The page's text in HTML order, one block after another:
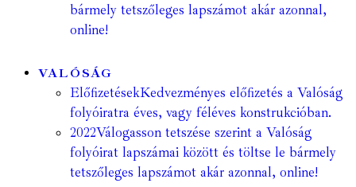
bármely tetszőleges lapszámot akár azonnal,
online!
VALÓSÁG
ElőfizetésekKedvezményes előfizetés a Valóság
folyóiratra éves, vagy féléves konstrukcióban.
2022Válogasson tetszése szerint a Valóság
folyóirat lapszámai között és töltse le bármely
tetszőleges lapszámot akár azonnal, online!